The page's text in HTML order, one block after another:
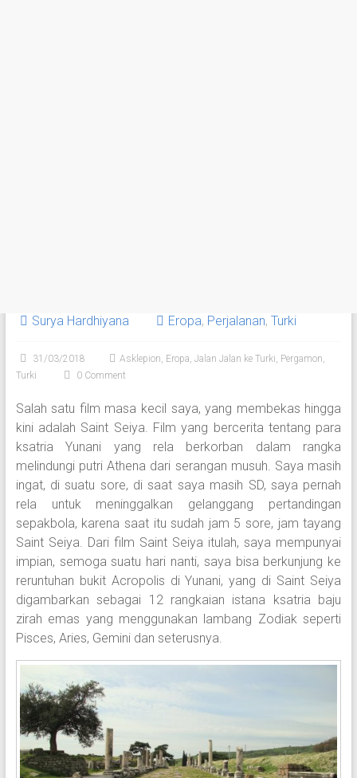
Surya Hardhiyana Eropa, Perjalanan, Turki
31/03/2018 Asklepion, Eropa, Jalan Jalan ke Turki, Pergamon,
Turki
0 Comment
Salah satu film masa kecil saya, yang membekas hingga
kini adalah Saint Seiya. Film yang bercerita tentang para
ksatria Yunani yang rela berkorban dalam rangka
melindungi putri Athena dari serangan musuh. Saya masih
ingat, di suatu sore, di saat saya masih SD, saya pernah
rela untuk meninggalkan gelanggang pertandingan
sepakbola, karena saat itu sudah jam 5 sore, jam tayang
Saint Seiya. Dari film Saint Seiya itulah, saya mempunyai
impian, semoga suatu hari nanti, saya bisa berkunjung ke
reruntuhan bukit Acropolis di Yunani, yang di Saint Seiya
digambarkan sebagai 12 rangkaian istana ksatria baju
zirah emas yang menggunakan lambang Zodiak seperti
Pisces, Aries, Gemini dan seterusnya.